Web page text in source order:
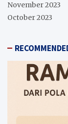
November 2023
October 2023